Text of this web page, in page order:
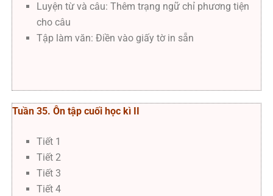
Luyện từ và câu: Thêm trạng ngữ chỉ phương tiện
cho câu
Tập làm văn: Điền vào giấy tờ in sẵn
Tuần 35. Ôn tập cuối học kì II
Tiết 1
Tiết 2
Tiết 3
Tiết 4